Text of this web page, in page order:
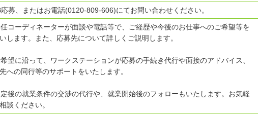
募、またはお電話(0120-809-606)にてお問い合わせください。
コーディネーターが面談や電話等で、ご経歴や今後のお仕事へのご希望等を
します。また、応募先について詳しくご説明します。
望に沿って、ワークステーションが応募の手続き代行や面接のアドバイス、
への同行等のサポートをいたします。
後の就業条件の交渉の代行や、就業開始後のフォローもいたします。お気軽
談ください。